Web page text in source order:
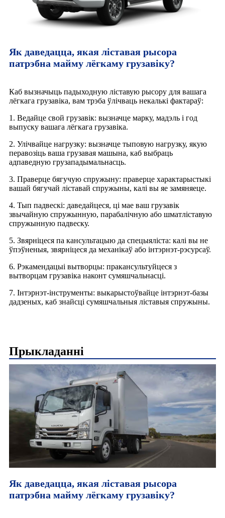
Як даведацца, якая ліставая рысора
патрэбна майму лёгкаму грузавіку?
Каб вызначыць падыходную ліставую рысору для вашага
лёгкага грузавіка, вам трэба ўлічваць некалькі фактараў:
1. Ведайце свой грузавік: вызначце марку, мадэль і год
выпуску вашага лёгкага грузавіка.
2. Улічвайце нагрузку: вызначце тыповую нагрузку, якую
перавозіць ваша грузавая машына, каб выбраць
адпаведную грузападымальнасць.
3. Праверце бягучую спружыну: праверце характарыстыкі
вашай бягучай ліставай спружыны, калі вы яе замяняеце.
4. Тып падвескі: даведайцеся, ці мае ваш грузавік
звычайную спружынную, парабалічную або шматліставую
спружынную падвеску.
5. Звярніцеся па кансультацыю да спецыяліста: калі вы не
ўпэўненыя, звярніцеся да механікаў або інтэрнэт-рэсурсаў.
6. Рэкамендацыі вытворцы: пракансультуйцеся з
вытворцам грузавіка наконт сумяшчальнасці.
7. Інтэрнэт-інструменты: выкарыстоўвайце інтэрнэт-базы
дадзеных, каб знайсці сумяшчальныя ліставыя спружыны.
Прыкладанні
Як даведацца, якая ліставая рысора
патрэбна майму лёгкаму грузавіку?